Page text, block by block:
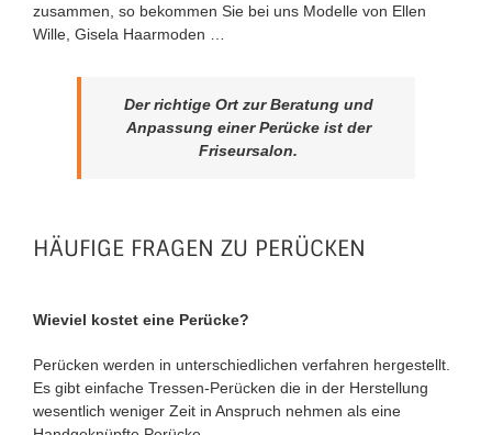
zusammen, so bekommen Sie bei uns Modelle von Ellen
Wille, Gisela Haarmoden …
Der richtige Ort zur Beratung und
Anpassung einer Perücke ist der
Friseursalon.
HÄUFIGE FRAGEN ZU PERÜCKEN
Wieviel kostet eine Perücke?
Perücken werden in unterschiedlichen verfahren hergestellt.
Es gibt einfache Tressen-Perücken die in der Herstellung
wesentlich weniger Zeit in Anspruch nehmen als eine